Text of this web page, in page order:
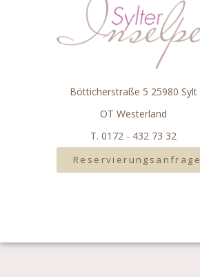
Bötticherstraße 5 25980 Sylt
OT Westerland
T. 0172 - 432 73 32
Reservierungsanfrage